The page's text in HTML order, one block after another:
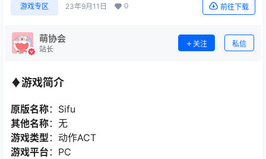
游戏专区 23年9月11日 0 前往下载
萌协会
站长
关注 私信
♦游戏简介
原版名称：Sifu
其他名称：无
游戏类型 ：动作ACT
游戏平台 ：PC